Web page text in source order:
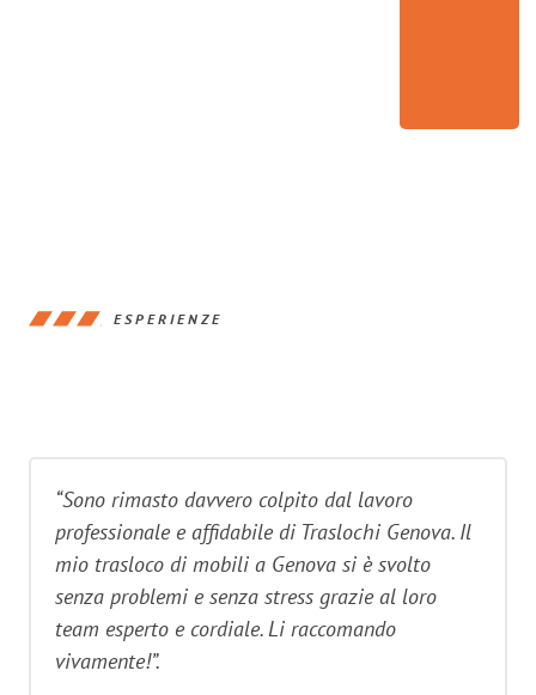
ESPERIENZE
“Sono rimasto davvero colpito dal lavoro
professionale e affidabile di Traslochi Genova. Il
mio trasloco di mobili a Genova si è svolto
senza problemi e senza stress grazie al loro
team esperto e cordiale. Li raccomando
vivamente!”.